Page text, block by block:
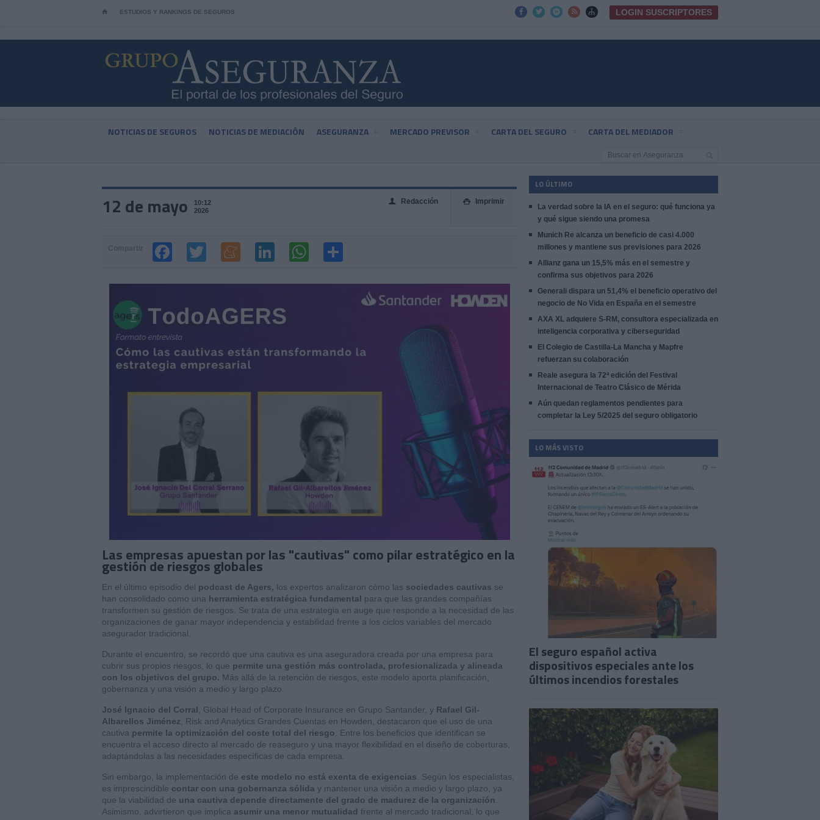
⌂ ESTUDIOS Y RANKINGS DE SEGUROS      LOGIN SUSCRIPTORES
NOTICIAS DE SEGUROS NOTICIAS DE MEDIACIÓN ASEGURANZA MERCADO PREVISOR CARTA DEL SEGURO CARTA DEL MEDIADOR
12 de mayo
10:12
2026
 Imprimir
👤 Redacción
Las empresas apuestan por las "cautivas" como pilar estratégico en la
gestión de riesgos globales
En el último episodio del podcast de Agers, los expertos analizaron cómo las sociedades cautivas se
han consolidado como una herramienta estratégica fundamental para que las grandes compañías
transformen su gestión de riesgos. Se trata de una estrategia en auge que responde a la necesidad de las
organizaciones de ganar mayor independencia y estabilidad frente a los ciclos variables del mercado
asegurador tradicional.
Durante el encuentro, se recordó que una cautiva es una aseguradora creada por una empresa para
cubrir sus propios riesgos, lo que permite una gestión más controlada, profesionalizada y alineada
con los objetivos del grupo. Más allá de la retención de riesgos, este modelo aporta planificación,
gobernanza y una visión a medio y largo plazo.
José Ignacio del Corral , Global Head of Corporate Insurance en Grupo Santander, y Rafael Gil-
Albarellos Jiménez , Risk and Analytics Grandes Cuentas en Howden, destacaron que el uso de una
cautiva permite la optimización del coste total del riesgo . Entre los beneficios que identifican se
encuentra el acceso directo al mercado de reaseguro y una mayor flexibilidad en el diseño de coberturas,
adaptándolas a las necesidades específicas de cada empresa.
Sin embargo, la implementación de este modelo no está exenta de exigencias . Según los especialistas,
es imprescindible contar con una gobernanza sólida y mantener una visión a medio y largo plazo, ya
que la viabilidad de una cautiva depende directamente del grado de madurez de la organización
Asimismo, advirtieron que implica asumir una menor mutualidad frente al mercado tradicional, lo que
LO ÚLTIMO
La verdad sobre la IA en el seguro: qué funciona ya
y qué sigue siendo una promesa
Munich Re alcanza un beneficio de casi 4.000
millones y mantiene sus previsiones para 2026
Allianz gana un 15,5% más en el semestre y
confirma sus objetivos para 2026
Generali dispara un 51,4% el beneficio operativo del
negocio de No Vida en España en el semestre
AXA XL adquiere S-RM, consultora especializada en
inteligencia corporativa y ciberseguridad
El Colegio de Castilla-La Mancha y Mapfre
refuerzan su colaboración
Reale asegura la 72ª edición del Festival
Internacional de Teatro Clásico de Mérida
Aún quedan reglamentos pendientes para
completar la Ley 5/2025 del seguro obligatorio
LO MÁS VISTO
El seguro español activa
dispositivos especiales ante los
últimos incendios forestales